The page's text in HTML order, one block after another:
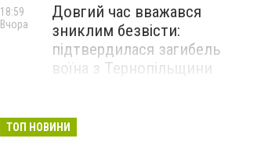
Довгий час вважався
зниклим безвісти:
підтвердилася загибель
воїна з Тернопільщини
18:59
Вчора
ці 3 знаки Зодіаку чекає
Вчора
ТОП НОВИНИ